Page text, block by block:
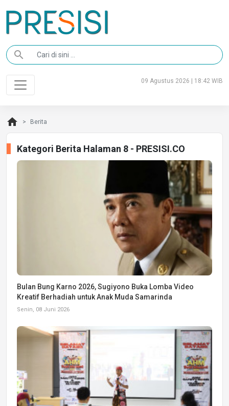
search
09 Agustus 2026 | 18:42 WIB
home Berita
Kategori Berita Halaman 8 - PRESISI.CO
Bulan Bung Karno 2026, Sugiyono Buka Lomba Video
Kreatif Berhadiah untuk Anak Muda Samarinda
Senin, 08 Juni 2026